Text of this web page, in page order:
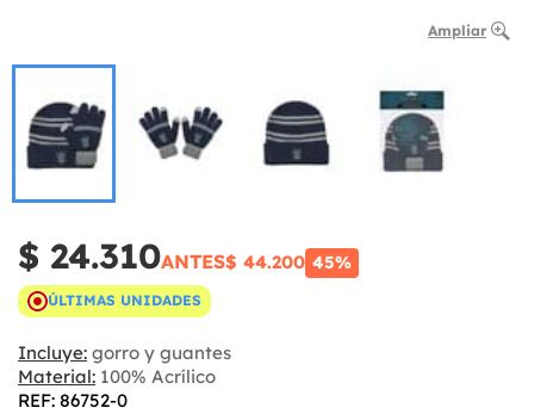
Ampliar
$ 24.310ANTES$ 44.200 45%
ÚLTIMAS UNIDADES
Incluye: gorro y guantes
Material: 100% Acrílico
REF: 86752-0